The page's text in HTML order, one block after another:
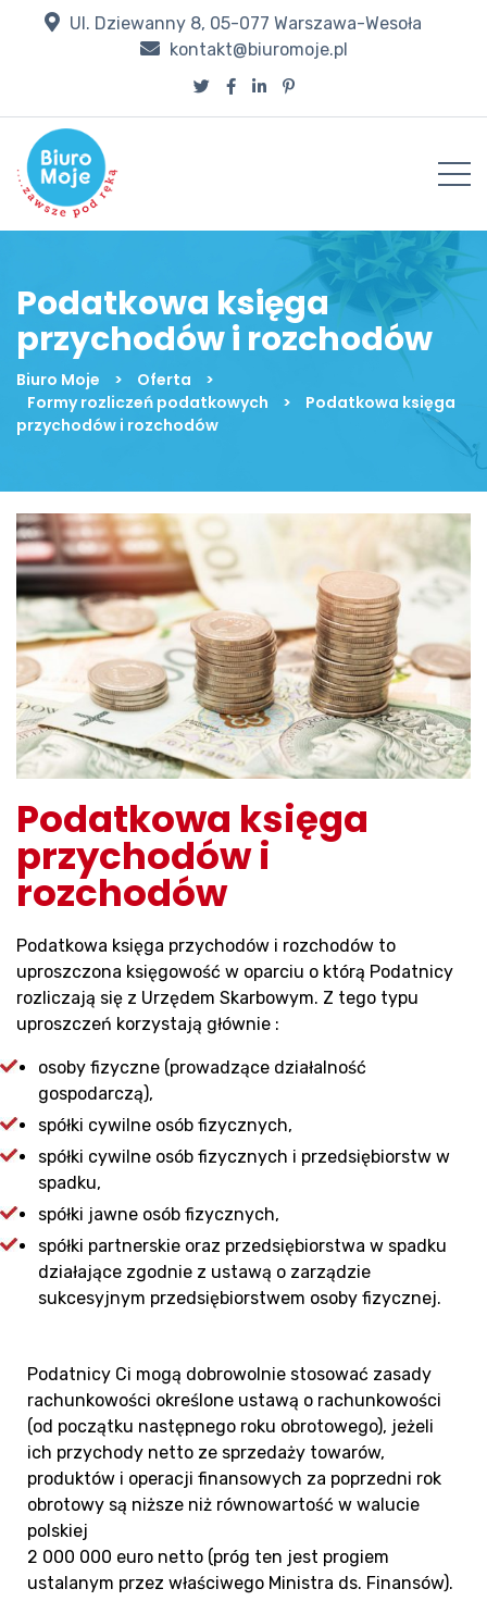
Ul. Dziewanny 8, 05-077 Warszawa-Wesoła
kontakt@biuromoje.pl
Podatkowa księga
przychodów i rozchodów
Biuro Moje > Oferta
>
Formy rozliczeń podatkowych
>
Podatkowa księga
przychodów i rozchodów
Podatkowa księga
przychodów i
rozchodów
Podatkowa księga przychodów i rozchodów to
uproszczona księgowość w oparciu o którą Podatnicy
rozliczają się z Urzędem Skarbowym. Z tego typu
uproszczeń korzystają głównie :
osoby fizyczne (prowadzące działalność
gospodarczą),
spółki cywilne osób fizycznych,
spółki cywilne osób fizycznych i przedsiębiorstw w
spadku,
spółki jawne osób fizycznych,
spółki partnerskie oraz przedsiębiorstwa w spadku
działające zgodnie z ustawą o zarządzie
sukcesyjnym przedsiębiorstwem osoby fizycznej.
Podatnicy Ci mogą dobrowolnie stosować zasady
rachunkowości określone ustawą o rachunkowości
(od początku następnego roku obrotowego), jeżeli
ich przychody netto ze sprzedaży towarów,
produktów i operacji finansowych za poprzedni rok
obrotowy są niższe niż równowartość w walucie
polskiej
2 000 000 euro netto (próg ten jest progiem
ustalanym przez właściwego Ministra ds. Finansów).